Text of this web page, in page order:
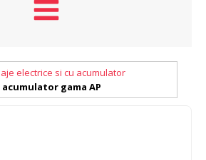
electrice si cu acumulator
gama AP